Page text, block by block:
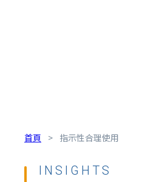
首頁 > 指示性合理使用
INSIGHTS